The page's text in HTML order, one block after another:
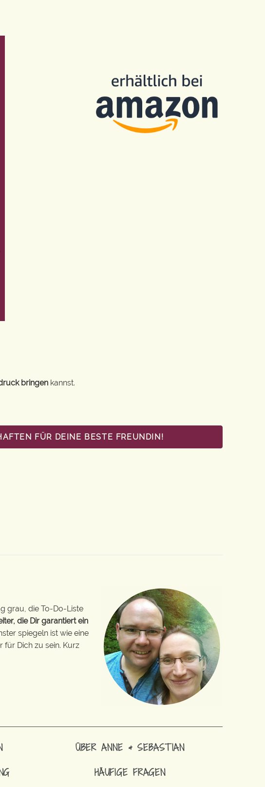
bringen kannst.
FÜR DEINE BESTE FREUNDIN!
grau, die To-Do-Liste
die Dir garantiert ein
spiegeln ist wie eine
für Dich zu sein. Kurz
ÜBER ANNE & SEBASTIAN
HÄUFIGE FRAGEN